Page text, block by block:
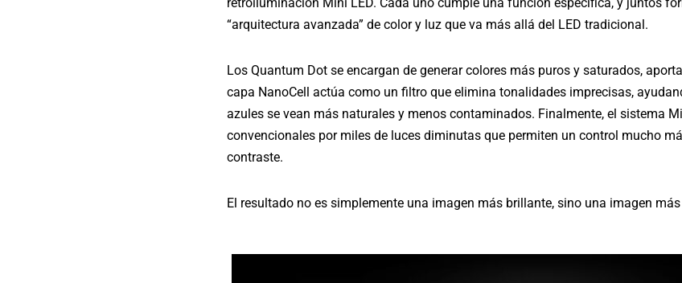
“arquitectura avanzada” de color y luz que va más allá del LED tradicional.
Los Quantum Dot se encargan de generar colores más puros y saturados,
capa NanoCell actúa como un filtro que elimina tonalidades imprecisas,
azules se vean más naturales y menos contaminados. Finalmente, el sistema
convencionales por miles de luces diminutas que permiten un control mucho
contraste.
El resultado no es simplemente una imagen más brillante, sino una imagen